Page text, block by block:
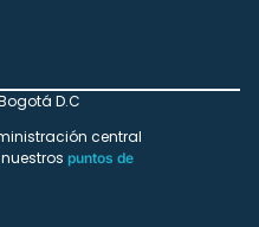
D.C
central
puntos de